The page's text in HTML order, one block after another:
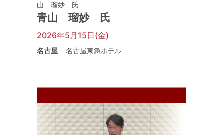
山 瑠妙 氏
青山 瑠妙 氏
2026年5月15日(金)
名古屋 名古屋東急ホテル